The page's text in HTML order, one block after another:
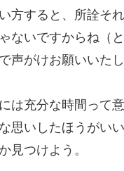
方すると、所詮そ
ないですからね（
声がけお願いいたし
は充分な時間って
思いしたほうがい
見つけよう。